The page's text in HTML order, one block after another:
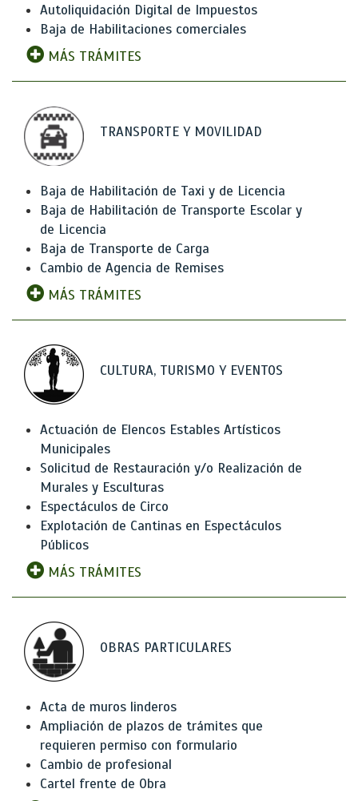
Autoliquidación Digital de Impuestos
Baja de Habilitaciones comerciales
MÁS TRÁMITES
TRANSPORTE Y MOVILIDAD
Baja de Habilitación de Taxi y de Licencia
Baja de Habilitación de Transporte Escolar y
de Licencia
Baja de Transporte de Carga
Cambio de Agencia de Remises
MÁS TRÁMITES
CULTURA, TURISMO Y EVENTOS
Actuación de Elencos Estables Artísticos
Municipales
Solicitud de Restauración y/o Realización de
Murales y Esculturas
Espectáculos de Circo
Explotación de Cantinas en Espectáculos
Públicos
MÁS TRÁMITES
OBRAS PARTICULARES
Acta de muros linderos
Ampliación de plazos de trámites que
requieren permiso con formulario
Cambio de profesional
Cartel frente de Obra